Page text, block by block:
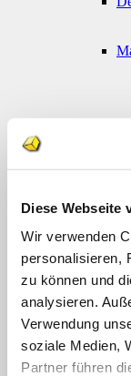
Diese Webseite
Wir verwenden
personalisieren,
zu können und
analysieren.
Verwendung
soziale Medien,
Partner führen
Deutsch
Fertiges
Motorik